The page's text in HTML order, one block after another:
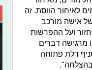
לאיחור הווסת. זה
של אישה מורכב
ועל ההפרשות
מרגישה דברים
דלת פתוחה
בהצלחה".